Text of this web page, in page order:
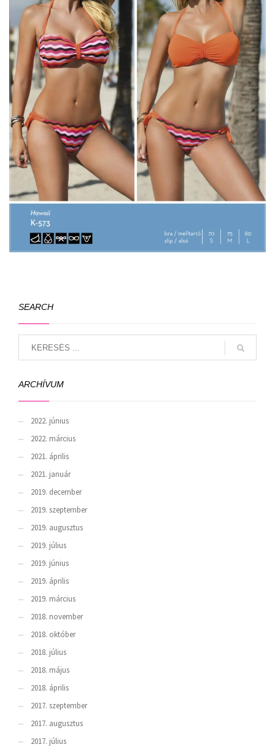
SEARCH
ARCHÍVUM
2022. június
2022. március
2021. április
2021. január
2019. december
2019. szeptember
2019. augusztus
2019. július
2019. június
2019. április
2019. március
2018. november
2018. október
2018. július
2018. május
2018. április
2017. szeptember
2017. augusztus
2017. július